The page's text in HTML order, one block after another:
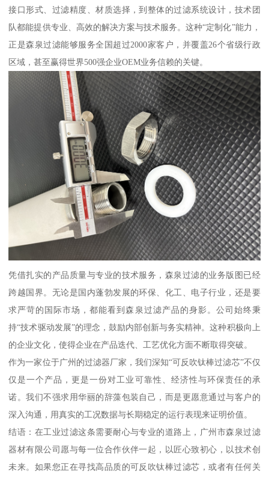
接口形式、过滤精度、材质选择，到整体的过滤系统设计，技术团
队都能提供专业、高效的解决方案与技术服务。这种“定制化”能力，
正是森泉过滤能够服务全国超过2000家客户，并覆盖26个省级行政
区域，甚至赢得世界500强企业OEM业务信赖的关键。
凭借扎实的产品质量与专业的技术服务，森泉过滤的业务版图已经
跨越国界。无论是国内蓬勃发展的环保、化工、电子行业，还是要
求严苛的国际市场，都能看到森泉过滤产品的身影。公司始终秉
持“技术驱动发展”的理念，鼓励内部创新与务实精神。这种积极向上
的企业文化，使得企业在产品迭代、工艺优化方面不断取得突破。
作为一家位于广州的过滤器厂家，我们深知“可反吹钛棒过滤芯”不仅
仅是一个产品，更是一份对工业可靠性、经济性与环保责任的承
诺。我们不强求用华丽的辞藻包装自己，而是更愿意通过与客户的
深入沟通，用真实的工况数据与长期稳定的运行表现来证明价值。
结语：在工业过滤这条需要耐心与专业的道路上，广州市森泉过滤
器材有限公司愿与每一位合作伙伴一起，以匠心致初心，以技术创
未来。如果您正在寻找高品质的可反吹钛棒过滤芯，或者有任何关